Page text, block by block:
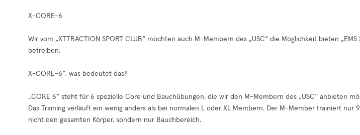
X-CORE-6
Wir vom „XTTRACTION SPORT CLUB“ möchten auch M-Membern des „USC“ die Möglichkeit bieten „EMS
betreiben.
X-CORE-6“, was bedeutet das?
„CORE 6“ steht für 6 spezielle Core und Bauchübungen, die wir den M-Membern des „USC“ anbieten
Das Training verläuft ein wenig anders als bei normalen L oder XL Membern. Der M-Member trainiert nur
nicht den gesamten Körper, sondern nur Bauchbereich.